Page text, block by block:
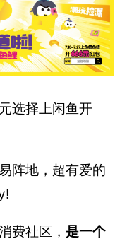
选择上闲鱼开
阵地，超有爱的
费社区， 是一个